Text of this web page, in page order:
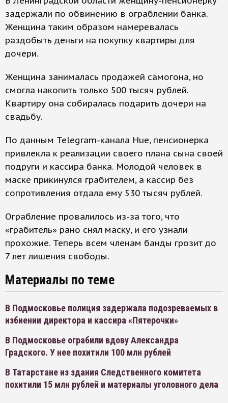
задержали по обвинению в ограблении банка.
Женщина таким образом намеревалась
раздобыть деньги на покупку квартиры для
дочери.
Женщина занималась продажей самогона, но
смогла накопить только 500 тысяч рублей.
Квартиру она собиралась подарить дочери на
свадьбу.
По данным Telegram-канала Hue, пенсионерка
привлекла к реализации своего плана сына своей
подруги и кассира банка. Молодой человек в
маске прикинулся грабителем, а кассир без
сопротивления отдала ему 530 тысяч рублей.
Ограбление провалилось из-за того, что
«грабитель» рано снял маску, и его узнали
прохожие. Теперь всем членам банды грозит до
7 лет лишения свободы.
Материалы по теме
В Подмосковье полиция задержала подозреваемых в
избиении директора и кассира «Пятерочки»
В Подмосковье ограбили вдову Александра
Градского. У нее похитили 100 млн рублей
В Татарстане из здания Следственного комитета
похитили 15 млн рублей и материалы уголовного дела